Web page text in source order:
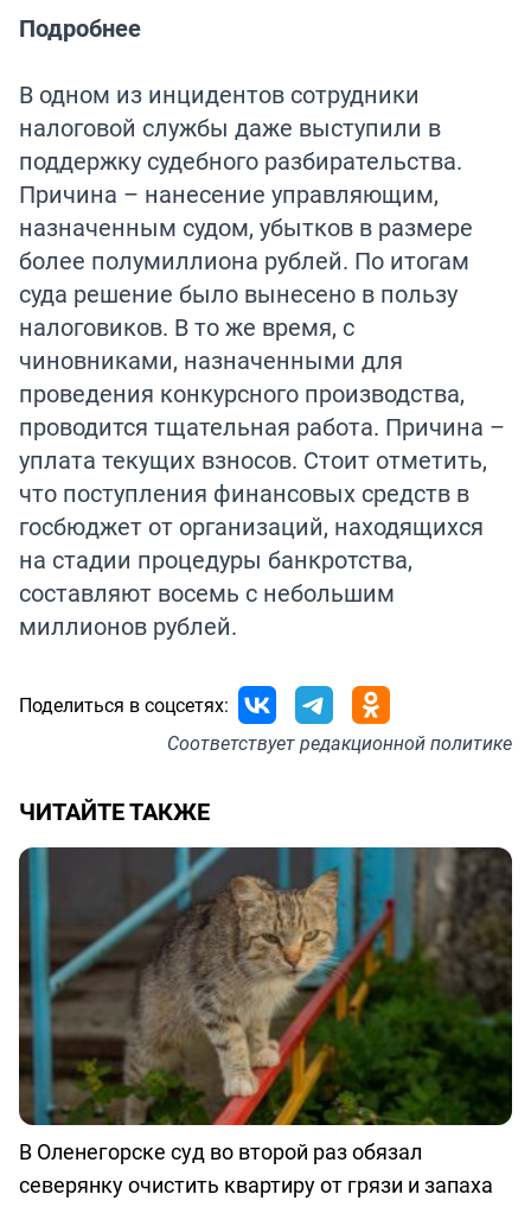
Подробнее
В одном из инцидентов сотрудники
налоговой службы даже выступили в
поддержку судебного разбирательства.
Причина – нанесение управляющим,
назначенным судом, убытков в размере
более полумиллиона рублей. По итогам
суда решение было вынесено в пользу
налоговиков. В то же время, с
чиновниками, назначенными для
проведения конкурсного производства,
проводится тщательная работа. Причина –
уплата текущих взносов. Стоит отметить,
что поступления финансовых средств в
госбюджет от организаций, находящихся
на стадии процедуры банкротства,
составляют восемь с небольшим
миллионов рублей.
Поделиться в соцсетях:
Соответствуетредакционной политике
ЧИТАЙТЕ ТАКЖЕ
В Оленегорске суд во второй раз обязал
северянку очистить квартиру от грязи и запаха